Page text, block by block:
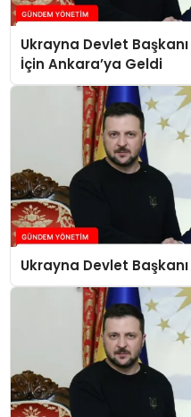
Ukrayna Devlet
İçin Ankara’ya Geldi
Ukrayna Devlet